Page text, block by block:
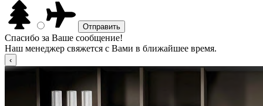
Спасибо за Ваше сообщение!
Наш менеджер свяжется с Вами в ближайшее время.